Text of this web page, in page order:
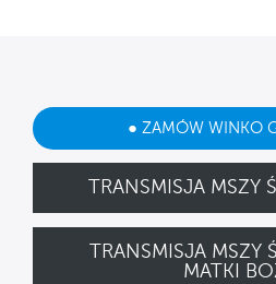
● ZAMÓW WINKO
TRANSMISJA MSZY
TRANSMISJA MSZY
MATKI